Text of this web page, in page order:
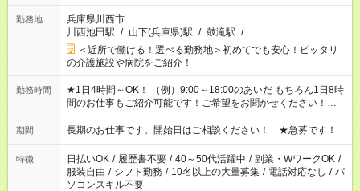
勤務地
兵庫県川西市
川西池田駅 / 山下(兵庫県)駅 / 鼓滝駅 / …
＜近所で働ける！選べる勤務地＞初めてでも安心！ピッタリ
の介護施設や病院をご紹介！
勤務時間
★1日4時間～OK！ （例）9:00～18:00のあいだ もちろん1日8時
間のお仕事もご紹介可能です！ご希望をお聞かせください！★家
庭の都合でお休みが必要な場合も遠慮なくご相談ください。 ※
週最低15時間以上の勤務が必要です
期間 長期のお仕事です。開始日はご相談ください！ ★急募です！
特徴 日払いOK / 履歴書不要 / 40～50代活躍中 / 副業・WワークOK /
服装自由 / シフト勤務 / 10名以上の大量募集 / 電話対応なし / パ
ソコンスキル不要